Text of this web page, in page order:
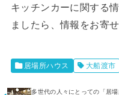
キッチンカーに関する
ましたら、情報をお寄
居場所ハウス 大船渡市
多世代の人々にとっての「居